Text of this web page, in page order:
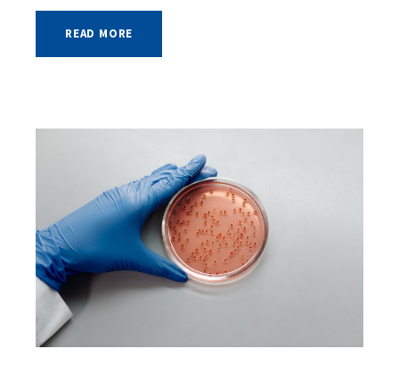
READ MORE